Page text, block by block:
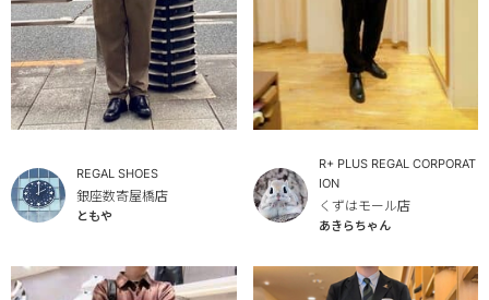
REGAL SHOES
銀座数寄屋橋店
ともや
R+ PLUS REGAL CORPORAT
ION
くずはモール店
あきらちゃん